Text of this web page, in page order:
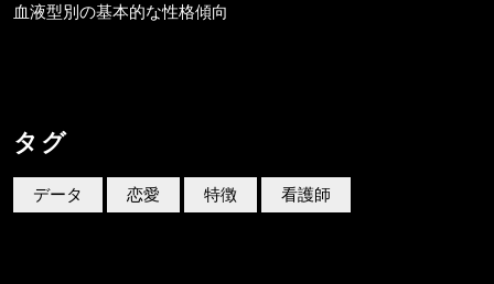
血液型別の基本的な性格傾向
タグ
データ 恋愛 特徴 看護師